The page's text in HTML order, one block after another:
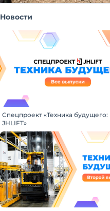
Новости
Спецпроект «Техника будущего:
JHLIFT»